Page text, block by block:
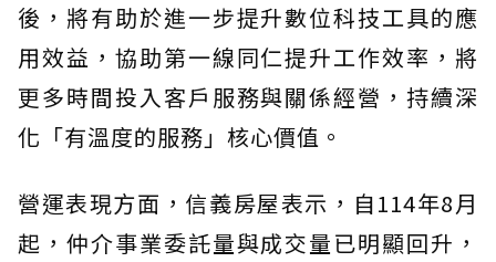
後，將有助於進一步提升數位科技工具的應
用效益，協助第一線同仁提升工作效率，將
更多時間投入客戶服務與關係經營，持續深
化「有溫度的服務」核心價值。
營運表現方面，信義房屋表示，自114年8月
起，仲介事業委託量與成交量已明顯回升，